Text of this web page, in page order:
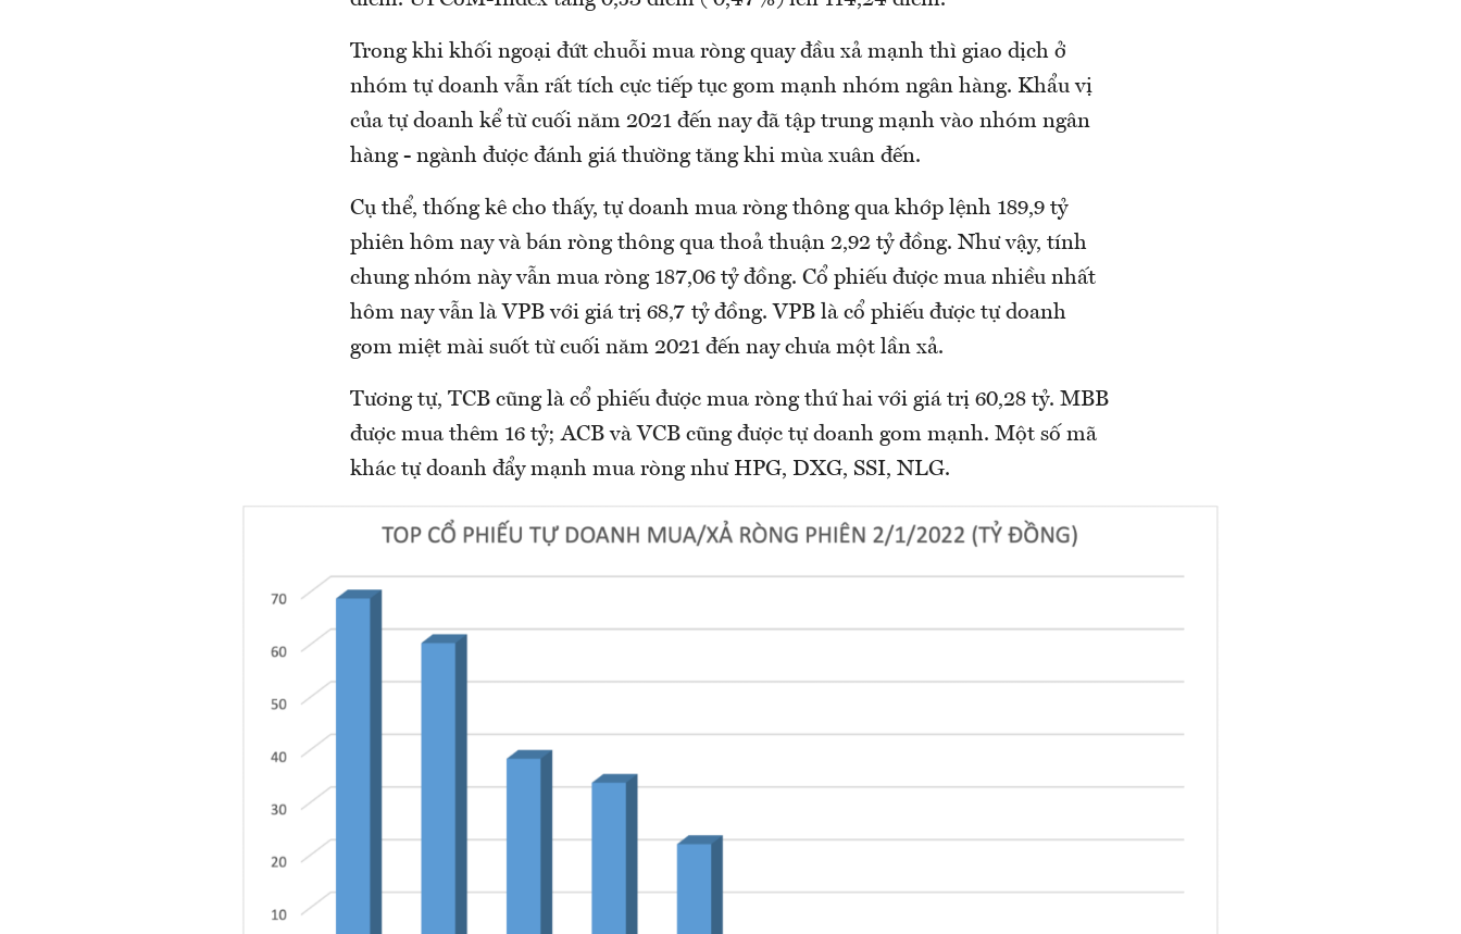
Trong khi khối ngoại đứt chuỗi mua ròng quay đầu xả mạnh thì giao dịch ở
nhóm tự doanh vẫn rất tích cực tiếp tục gom mạnh nhóm ngân hàng. Khẩu vị
của tự doanh kể từ cuối năm 2021 đến nay đã tập trung mạnh vào nhóm ngân
hàng - ngành được đánh giá thường tăng khi mùa xuân đến.
Cụ thể, thống kê cho thấy, tự doanh mua ròng thông qua khớp lệnh 189,9 tỷ
phiên hôm nay và bán ròng thông qua thoả thuận 2,92 tỷ đồng. Như vậy, tính
chung nhóm này vẫn mua ròng 187,06 tỷ đồng. Cổ phiếu được mua nhiều nhất
hôm nay vẫn là VPB với giá trị 68,7 tỷ đồng. VPB là cổ phiếu được tự doanh
gom miệt mài suốt từ cuối năm 2021 đến nay chưa một lần xả.
Tương tự, TCB cũng là cổ phiếu được mua ròng thứ hai với giá trị 60,28 tỷ. MBB
được mua thêm 16 tỷ; ACB và VCB cũng được tự doanh gom mạnh. Một số mã
khác tự doanh đẩy mạnh mua ròng như HPG, DXG, SSI, NLG.